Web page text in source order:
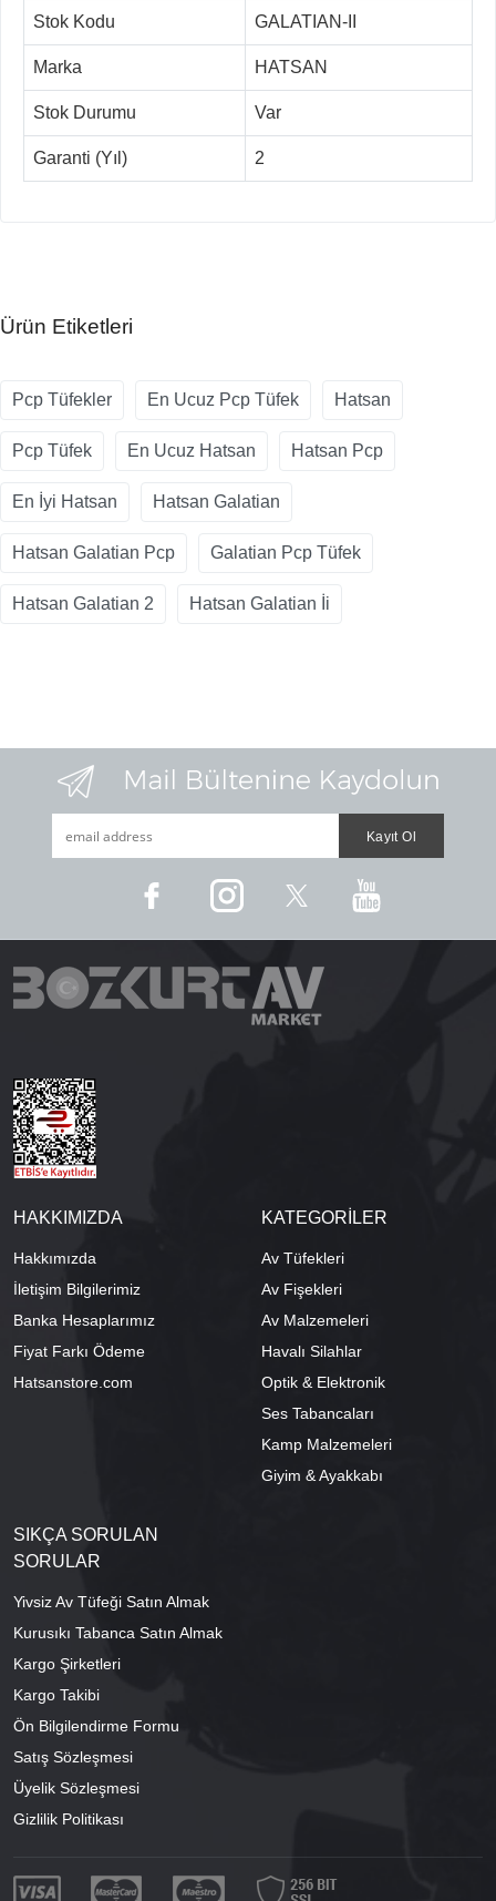
Stok Kodu GALATIAN-II
Marka HATSAN
Stok Durumu Var
Garanti (Yıl) 2
Ürün Etiketleri
Pcp Tüfekler En Ucuz Pcp Tüfek Hatsan
Pcp Tüfek En Ucuz Hatsan Hatsan Pcp
En İyi Hatsan Hatsan Galatian
Hatsan Galatian Pcp Galatian Pcp Tüfek
Hatsan Galatian 2 Hatsan Galatian İi
HAKKIMIZDA
Hakkımızda
İletişim Bilgilerimiz
Banka Hesaplarımız
Fiyat Farkı Ödeme
Hatsanstore.com
KATEGORİLER
Av Tüfekleri
Av Fişekleri
Av Malzemeleri
Havalı Silahlar
Optik & Elektronik
Ses Tabancaları
Kamp Malzemeleri
Giyim & Ayakkabı
SIKÇA SORULAN
SORULAR
Yivsiz Av Tüfeği Satın Almak
Kurusıkı Tabanca Satın Almak
Kargo Şirketleri
Kargo Takibi
Ön Bilgilendirme Formu
Satış Sözleşmesi
Üyelik Sözleşmesi
Gizlilik Politikası